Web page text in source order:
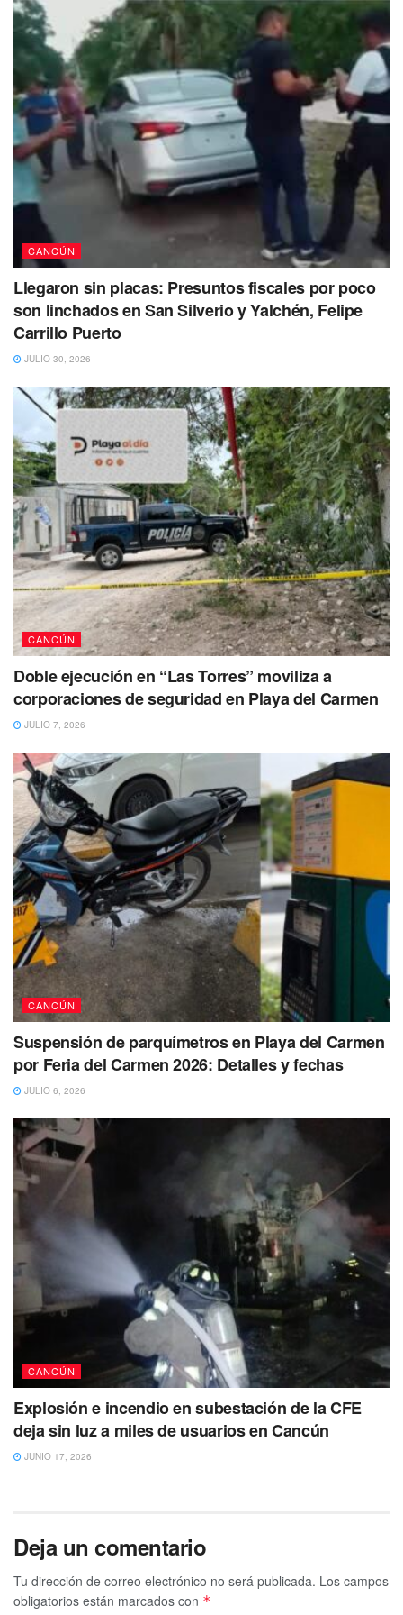
#cancun
𝐏𝐚𝐭𝐫𝐮𝐥𝐥𝐚 𝐜𝐥𝐨𝐧𝐚𝐝𝐚 𝐟𝐮𝐞 𝐝𝐞𝐬𝐜𝐮𝐛𝐢𝐞𝐫𝐭𝐚 𝐜𝐮á𝐧𝐝𝐨 𝐮𝐧
𝐜𝐨𝐧𝐯𝐨𝐲 𝐝𝐞 𝐯𝐞𝐡í𝐜𝐮𝐥𝐨𝐬 𝐨𝐟𝐢𝐜𝐢𝐚𝐥𝐞𝐬 𝐫𝐞𝐚𝐥𝐢𝐳𝐚𝐛𝐚 𝐮𝐧
𝐫𝐨𝐧𝐝𝐢𝐧 𝐝𝐞 𝐫𝐮𝐭𝐢𝐧𝐚 𝐩𝐨𝐫 𝐜𝐚𝐥𝐥𝐞𝐬 𝐝𝐞 𝐁𝐨𝐧𝐟𝐢𝐥
#Comentahttps://t.co/Hlmxiuq9nj
pic.twitter.com/LFCVo63pz8
— cancunaldi2 (@cancunaldi2)
August 19,
2023
CANCÚN
Llegaron sin placas: Presuntos fiscales por poco
son linchados en San Silverio y Yalchén, Felipe
Carrillo Puerto
JULIO 30, 2026
CANCÚN
Doble ejecución en “Las Torres” moviliza a
corporaciones de seguridad en Playa del Carmen
JULIO 7, 2026
CANCÚN
Suspensión de parquímetros en Playa del Carmen
por Feria del Carmen 2026: Detalles y fechas
JULIO 6, 2026
CANCÚN
Explosión e incendio en subestación de la CFE
deja sin luz a miles de usuarios en Cancún
JUNIO 17, 2026
Deja un comentario
Tu dirección de correo electrónico no será publicada. Los campos
obligatorios están marcados con *